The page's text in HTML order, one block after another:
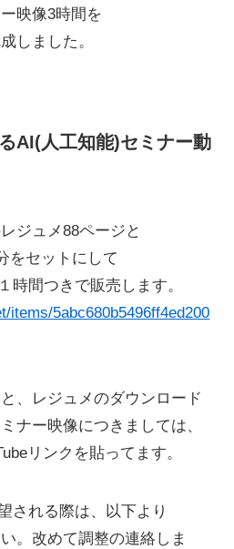
映像3時間を
しました。
AI(人工知能)セミナー動
ジュメ88ページと
をセットにして
時間つきで販売します。
items/5abc680b5496ff4ed200
、レジュメのダウンロード
ナー映像につきましては、
リンクを貼ってます。
される際は、以下より
。改めて調整の連絡しま